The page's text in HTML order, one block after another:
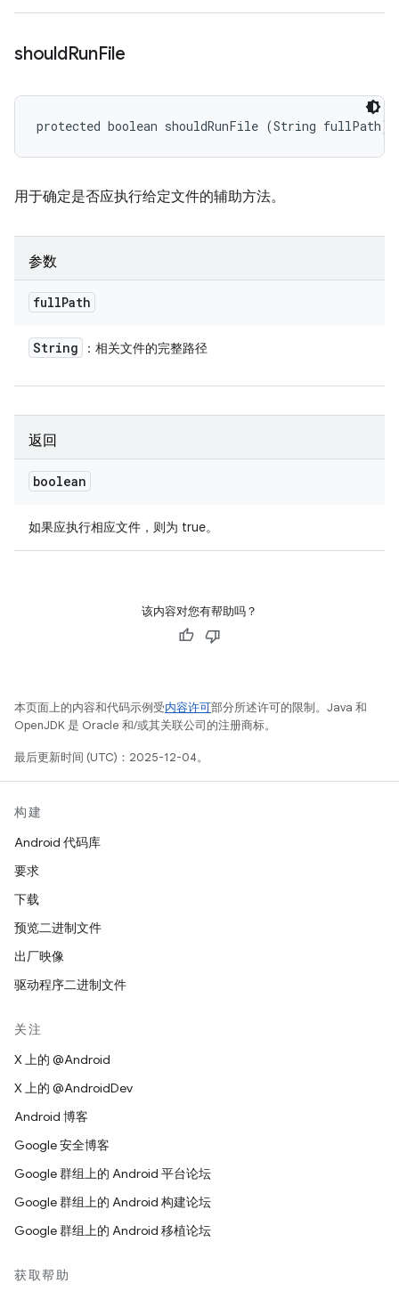
shouldRunFile
protected boolean shouldRunFile (String fullPath)
用于确定是否应执行给定文件的辅助方法。
参数
fullPath
String ：相关文件的完整路径
返回
boolean
如果应执行相应文件，则为 true。
该内容对您有帮助吗？
本页面上的内容和代码示例受内容许可部分所述许可的限制。Java 和
OpenJDK 是 Oracle 和/或其关联公司的注册商标。
最后更新时间 (UTC)：2025-12-04。
构建
Android 代码库
要求
下载
预览二进制文件
出厂映像
驱动程序二进制文件
关注
X 上的 @Android
X 上的 @AndroidDev
Android 博客
Google 安全博客
Google 群组上的 Android 平台论坛
Google 群组上的 Android 构建论坛
Google 群组上的 Android 移植论坛
获取帮助